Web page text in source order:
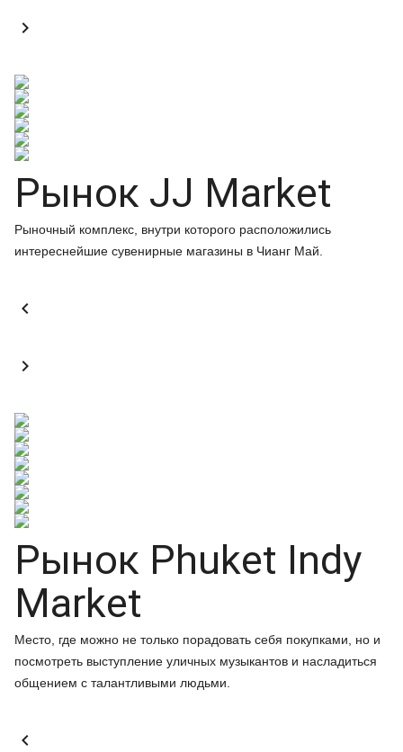

Рынок JJ Market
Рыночный комплекс, внутри которого расположились
интереснейшие сувенирные магазины в Чианг Май.


Рынок Phuket Indy
Market
Место, где можно не только порадовать себя покупками, но и
посмотреть выступление уличных музыкантов и насладиться
общением с талантливыми людьми.
